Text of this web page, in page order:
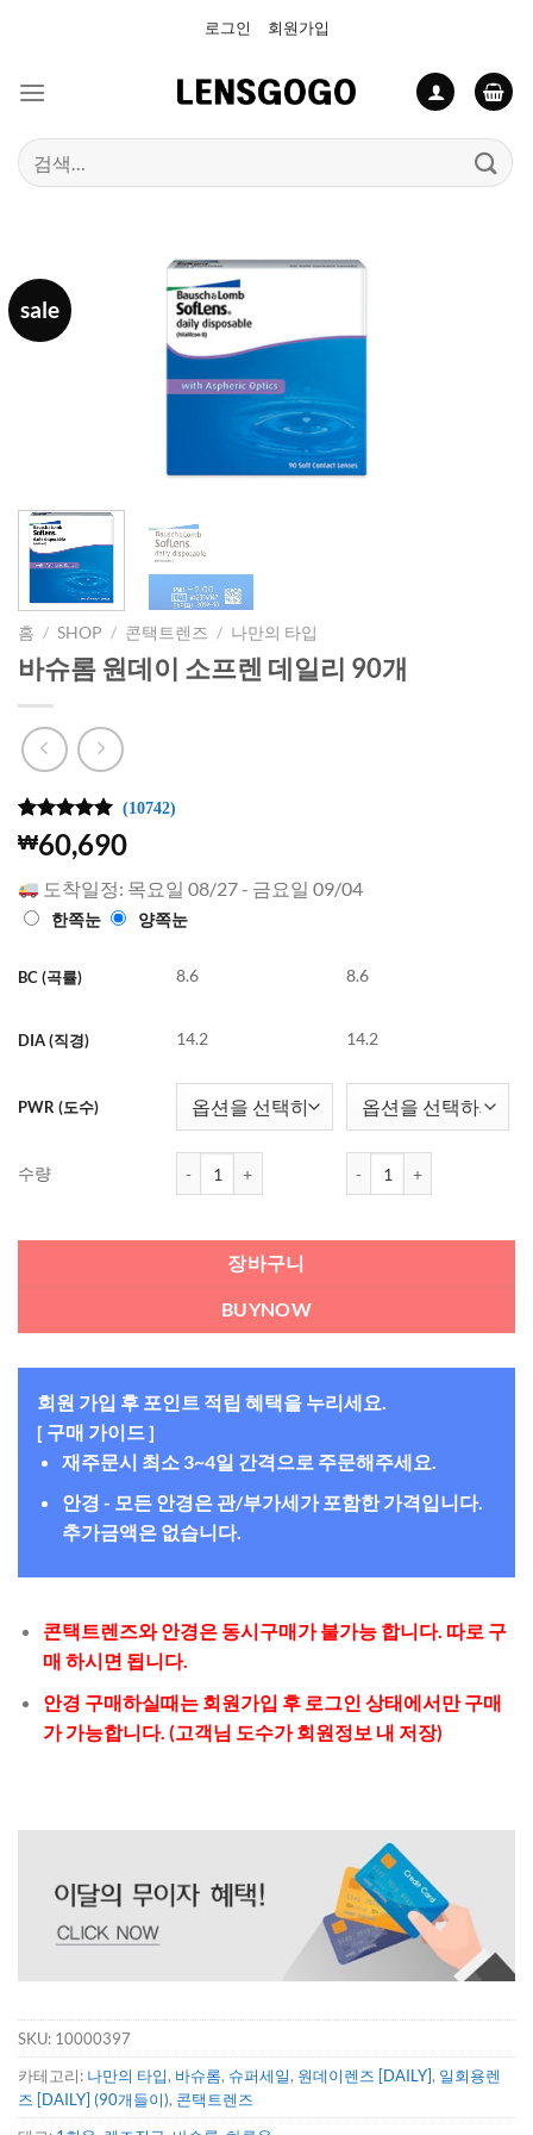
로그인 회원가입
검
색:
sale
홈 / SHOP / 콘택트렌즈 / 나만의 타입
바슈롬 원데이 소프렌 데일리 90개
4.99개의
고객 평가
로 5점 만
점에
10742
점으
로 평가됨
(10742)
₩60,690
도착일정: 목요일 08/27 - 금요일 09/04
한쪽눈 양쪽눈
BC (곡률) 8.6
DIA (직경) 14.2
PWR (도수)
수량
8.6
14.2
장바구니
BUYNOW
회원 가입 후 포인트 적립 혜택을 누리세요.
[ 구매 가이드 ]
재주문시 최소 3~4일 간격으로 주문해주세요.
안경 - 모든 안경은 관/부가세가 포함한 가격입니다.
추가금액은 없습니다.
콘택트렌즈와 안경은 동시구매가 불가능 합니다. 따로 구
매 하시면 됩니다.
안경 구매하실때는 회원가입 후 로그인 상태에서만 구매
가 가능합니다. (고객님 도수가 회원정보 내 저장)
SKU: 10000397
카테고리: 나만의 타입, 바슈롬, 슈퍼세일, 원데이렌즈 [DAILY], 일회용렌
즈 [DAILY] (90개들이), 콘택트렌즈